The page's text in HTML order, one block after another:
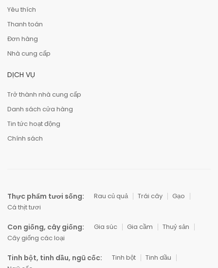
Yêu thích
Thanh toán
Đơn hàng
Nhà cung cấp
DỊCH VỤ
Trở thành nhà cung cấp
Danh sách cửa hàng
Tin tức hoạt động
Chính sách
Thực phẩm tươi sống: Rau củ quả Trái cây
Gạo
Cá thịt tươi
Con giống, cây giống: Gia súc Gia cầm
Thuỷ sản
Cây giống các loại
Tinh bột, tinh dầu, ngũ cốc: Tinh bột
Tinh dầu